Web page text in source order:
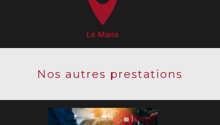
Le Mans
Nos autres prestations